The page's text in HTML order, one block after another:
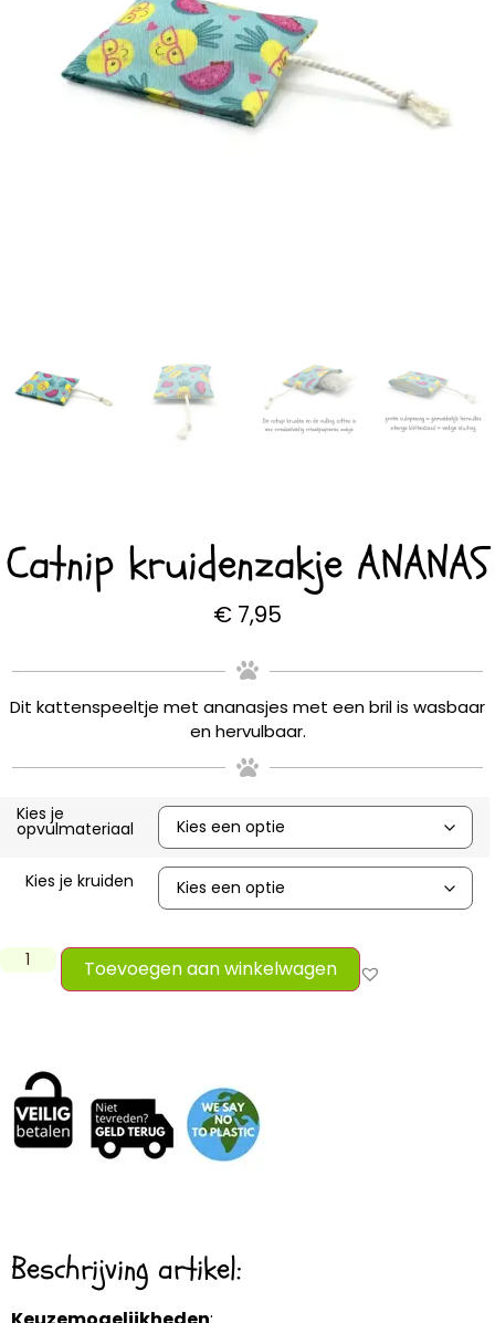
Catnip kruidenzakje ANANAS
€ 7,95
Dit kattenspeeltje met ananasjes met een bril is wasbaar
en hervulbaar.
Kies je
opvulmateriaal
Kies je kruiden
Toevoegen aan winkelwagen
Beschrijving artikel: